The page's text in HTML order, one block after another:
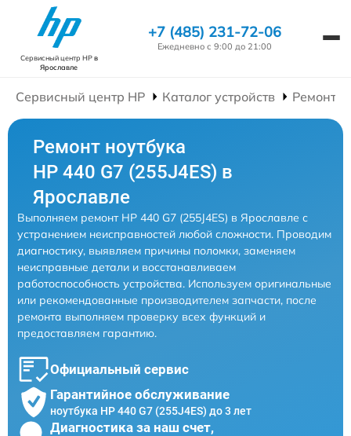
Сервисный центр HPв
Ярославле
+7 (485) 231-72-06
Ежедневно с 9:00 до 21:00
Сервисный центр HP Каталог устройств Ремонт
Ремонт ноутбука
HP 440 G7 (255J4ES) в
Ярославле
Выполняем ремонт HP 440 G7 (255J4ES) в Ярославле с
устранением неисправностей любой сложности. Проводим
диагностику, выявляем причины поломки, заменяем
неисправные детали и восстанавливаем
работоспособность устройства. Используем оригинальные
или рекомендованные производителем запчасти, после
ремонта выполняем проверку всех функций и
предоставляем гарантию.
Официальный сервис
Гарантийное обслуживание
ноутбука HP 440 G7 (255J4ES) до 3 лет
Диагностика за наш счет,